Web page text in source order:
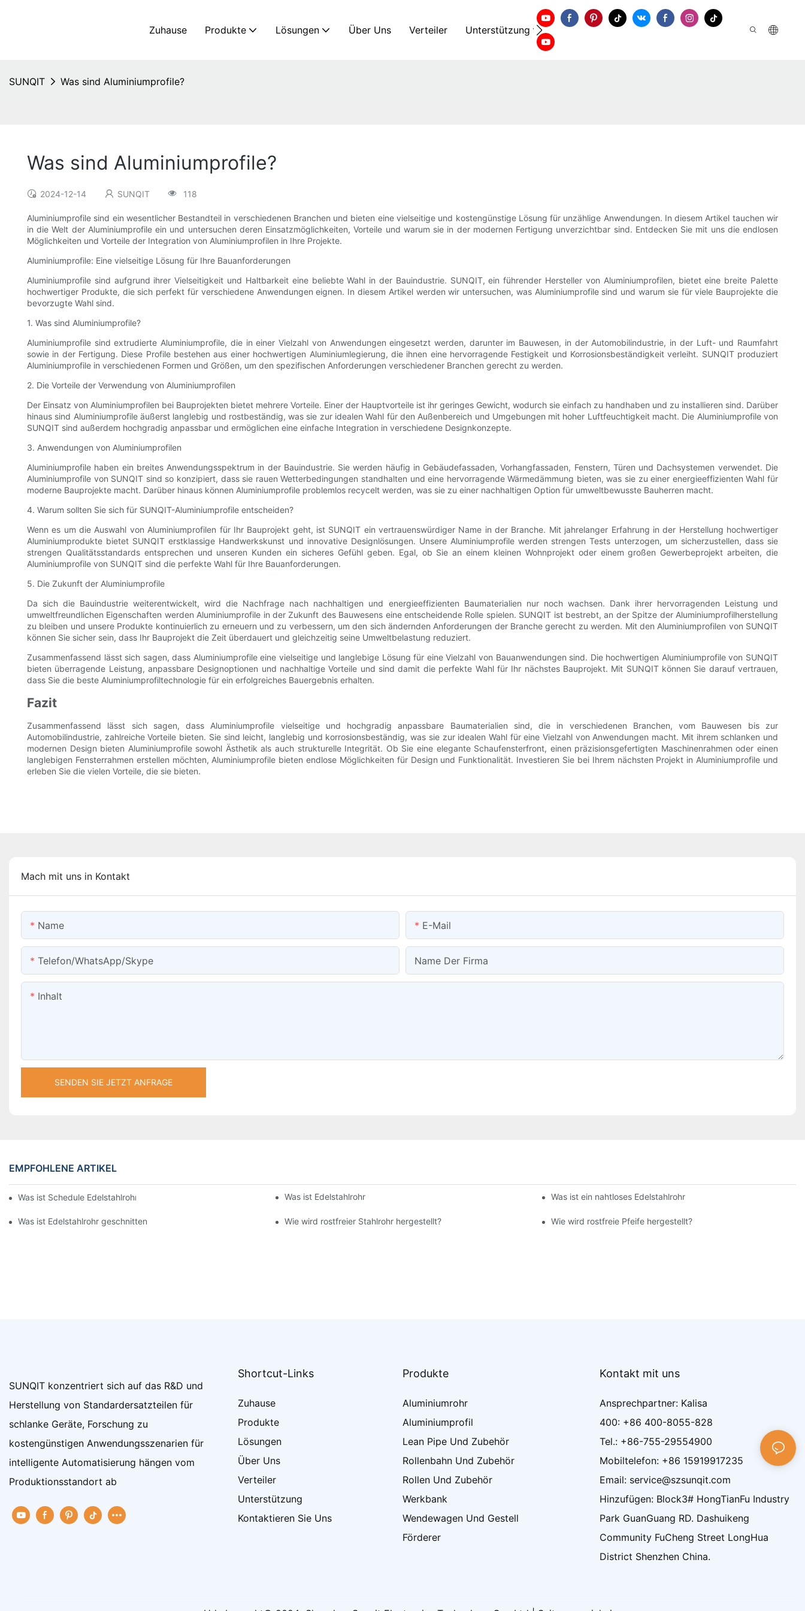
Zuhause Produkte Lösungen Über Uns Verteiler Unterstützung Kontaktieren Sie Uns
SUNQIT Was sind Aluminiumprofile?
Was sind Aluminiumprofile?
2024-12-14 SUNQIT 118
Aluminiumprofile sind ein wesentlicher Bestandteil in verschiedenen Branchen und bieten eine vielseitige und kostengünstige Lösung für unzählige Anwendungen. In diesem Artikel tauchen wir
in die Welt der Aluminiumprofile ein und untersuchen deren Einsatzmöglichkeiten, Vorteile und warum sie in der modernen Fertigung unverzichtbar sind. Entdecken Sie mit uns die endlosen
Möglichkeiten und Vorteile der Integration von Aluminiumprofilen in Ihre Projekte.
Aluminiumprofile: Eine vielseitige Lösung für Ihre Bauanforderungen
Aluminiumprofile sind aufgrund ihrer Vielseitigkeit und Haltbarkeit eine beliebte Wahl in der Bauindustrie. SUNQIT, ein führender Hersteller von Aluminiumprofilen, bietet eine breite Palette
hochwertiger Produkte, die sich perfekt für verschiedene Anwendungen eignen. In diesem Artikel werden wir untersuchen, was Aluminiumprofile sind und warum sie für viele Bauprojekte die
bevorzugte Wahl sind.
1. Was sind Aluminiumprofile?
Aluminiumprofile sind extrudierte Aluminiumprofile, die in einer Vielzahl von Anwendungen eingesetzt werden, darunter im Bauwesen, in der Automobilindustrie, in der Luft- und Raumfahrt
sowie in der Fertigung. Diese Profile bestehen aus einer hochwertigen Aluminiumlegierung, die ihnen eine hervorragende Festigkeit und Korrosionsbeständigkeit verleiht. SUNQIT produziert
Aluminiumprofile in verschiedenen Formen und Größen, um den spezifischen Anforderungen verschiedener Branchen gerecht zu werden.
2. Die Vorteile der Verwendung von Aluminiumprofilen
Der Einsatz von Aluminiumprofilen bei Bauprojekten bietet mehrere Vorteile. Einer der Hauptvorteile ist ihr geringes Gewicht, wodurch sie einfach zu handhaben und zu installieren sind. Darüber
hinaus sind Aluminiumprofile äußerst langlebig und rostbeständig, was sie zur idealen Wahl für den Außenbereich und Umgebungen mit hoher Luftfeuchtigkeit macht. Die Aluminiumprofile von
SUNQIT sind außerdem hochgradig anpassbar und ermöglichen eine einfache Integration in verschiedene Designkonzepte.
3. Anwendungen von Aluminiumprofilen
Aluminiumprofile haben ein breites Anwendungsspektrum in der Bauindustrie. Sie werden häufig in Gebäudefassaden, Vorhangfassaden, Fenstern, Türen und Dachsystemen verwendet. Die
Aluminiumprofile von SUNQIT sind so konzipiert, dass sie rauen Wetterbedingungen standhalten und eine hervorragende Wärmedämmung bieten, was sie zu einer energieeffizienten Wahl für
moderne Bauprojekte macht. Darüber hinaus können Aluminiumprofile problemlos recycelt werden, was sie zu einer nachhaltigen Option für umweltbewusste Bauherren macht.
4. Warum sollten Sie sich für SUNQIT-Aluminiumprofile entscheiden?
Wenn es um die Auswahl von Aluminiumprofilen für Ihr Bauprojekt geht, ist SUNQIT ein vertrauenswürdiger Name in der Branche. Mit jahrelanger Erfahrung in der Herstellung hochwertiger
Aluminiumprodukte bietet SUNQIT erstklassige Handwerkskunst und innovative Designlösungen. Unsere Aluminiumprofile werden strengen Tests unterzogen, um sicherzustellen, dass sie
strengen Qualitätsstandards entsprechen und unseren Kunden ein sicheres Gefühl geben. Egal, ob Sie an einem kleinen Wohnprojekt oder einem großen Gewerbeprojekt arbeiten, die
Aluminiumprofile von SUNQIT sind die perfekte Wahl für Ihre Bauanforderungen.
5. Die Zukunft der Aluminiumprofile
Da sich die Bauindustrie weiterentwickelt, wird die Nachfrage nach nachhaltigen und energieeffizienten Baumaterialien nur noch wachsen. Dank ihrer hervorragenden Leistung und
umweltfreundlichen Eigenschaften werden Aluminiumprofile in der Zukunft des Bauwesens eine entscheidende Rolle spielen. SUNQIT ist bestrebt, an der Spitze der Aluminiumprofilherstellung
zu bleiben und unsere Produkte kontinuierlich zu erneuern und zu verbessern, um den sich ändernden Anforderungen der Branche gerecht zu werden. Mit den Aluminiumprofilen von SUNQIT
können Sie sicher sein, dass Ihr Bauprojekt die Zeit überdauert und gleichzeitig seine Umweltbelastung reduziert.
Zusammenfassend lässt sich sagen, dass Aluminiumprofile eine vielseitige und langlebige Lösung für eine Vielzahl von Bauanwendungen sind. Die hochwertigen Aluminiumprofile von SUNQIT
bieten überragende Leistung, anpassbare Designoptionen und nachhaltige Vorteile und sind damit die perfekte Wahl für Ihr nächstes Bauprojekt. Mit SUNQIT können Sie darauf vertrauen,
dass Sie die beste Aluminiumprofiltechnologie für ein erfolgreiches Bauergebnis erhalten.
Fazit
Zusammenfassend lässt sich sagen, dass Aluminiumprofile vielseitige und hochgradig anpassbare Baumaterialien sind, die in verschiedenen Branchen, vom Bauwesen bis zur
Automobilindustrie, zahlreiche Vorteile bieten. Sie sind leicht, langlebig und korrosionsbeständig, was sie zur idealen Wahl für eine Vielzahl von Anwendungen macht. Mit ihrem schlanken und
modernen Design bieten Aluminiumprofile sowohl Ästhetik als auch strukturelle Integrität. Ob Sie eine elegante Schaufensterfront, einen präzisionsgefertigten Maschinenrahmen oder einen
langlebigen Fensterrahmen erstellen möchten, Aluminiumprofile bieten endlose Möglichkeiten für Design und Funktionalität. Investieren Sie bei Ihrem nächsten Projekt in Aluminiumprofile und
erleben Sie die vielen Vorteile, die sie bieten.
Mach mit uns in Kontakt
Name E-Mail
Telefon/WhatsApp/Skype Name Der Firma
Inhalt
SENDEN SIE JETZT ANFRAGE
EMPFOHLENE ARTIKEL
Was ist Schedule Edelstahlrohr Was ist Edelstahlrohr Was ist ein nahtloses Edelstahlrohr
Was ist Edelstahlrohr geschnitten Wie wird rostfreier Stahlrohr hergestellt? Wie wird rostfreie Pfeife hergestellt?
SUNQIT konzentriert sich auf das R&D und
Herstellung von Standardersatzteilen für
schlanke Geräte, Forschung zu
kostengünstigen Anwendungsszenarien für
intelligente Automatisierung hängen vom
Produktionsstandort ab
Shortcut-Links
Zuhause
Produkte
Lösungen
Über Uns
Verteiler
Unterstützung
Kontaktieren Sie Uns
Produkte
Aluminiumrohr
Aluminiumprofil
Lean Pipe Und Zubehör
Rollenbahn Und Zubehör
Rollen Und Zubehör
Werkbank
Wendewagen Und Gestell
Förderer
Kontakt mit uns
Ansprechpartner: Kalisa
400: +86 400-8055-828
Tel.: +86-755-29554900
Mobiltelefon: +86 15919917235
Email: service@szsunqit.com
Hinzufügen: Block3# HongTianFu Industry
Park GuanGuang RD. Dashuikeng
Community FuCheng Street LongHua
District Shenzhen China.